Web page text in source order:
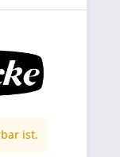
ist.